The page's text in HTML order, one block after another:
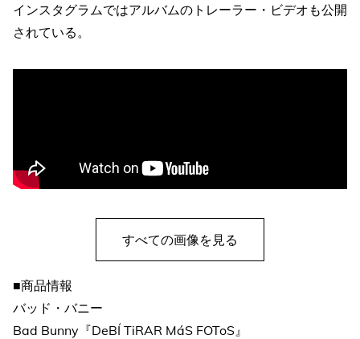
インスタグラムではアルバムのトレーラー・ビデオも公開
されている。
すべての画像を見る
■商品情報
バッド・バニー
Bad Bunny『DeBÍ TiRAR MáS FOToS』